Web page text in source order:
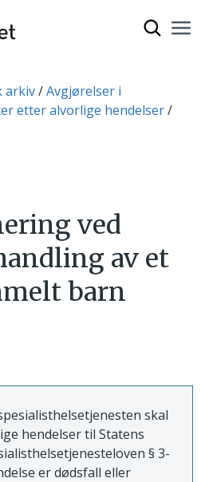
arkiv
Avgjørelser i
etter alvorlige hendelser
ved
av et
barn
skal
hendelser til Statens
§ 3-
er dødsfall eller